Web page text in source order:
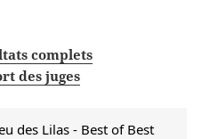
complets
des juges
des Lilas - Best of Best